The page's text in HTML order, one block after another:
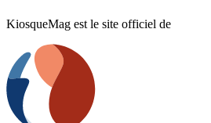
KiosqueMag est le site officiel de